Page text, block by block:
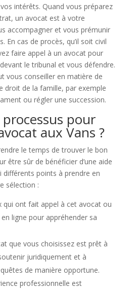
intérêts. Quand vous préparez
un avocat est à votre
accompagner et vous prémunir
En cas de procès, qu’il soit civil
faire appel à un avocat pour
le tribunal et vous défendre.
vous conseiller en matière de
droit de la famille, par exemple
ou régler une succession.
pour
aux Vans ?
le temps de trouver le bon
être sûr de bénéficier d’une aide
différents points à prendre en
sélection :
qui ont fait appel à cet avocat ou
ligne pour appréhender sa
que vous choisissez est prêt à
juridiquement et à
de manière opportune.
professionnelle est